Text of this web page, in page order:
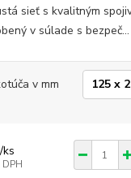
sieť s kvalitným
v súlade s bezpeč...
v mm
/ks